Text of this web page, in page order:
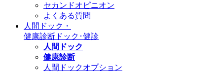
セカンドオピニオン
よくある質問
人間ドック・
健康診断 ドック･健診
人間ドック
健康診断
人間ドックオプション